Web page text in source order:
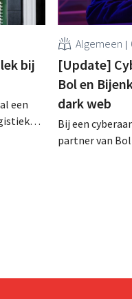
bij
een
Algemeen
[Update]
Bol en
dark web
Bij een
partner van